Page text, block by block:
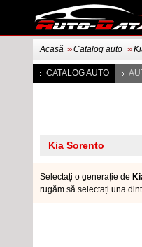
Acasă >> Catalog auto >>
CATALOG AUTO
Selectați o generație de
rugăm să selectați una